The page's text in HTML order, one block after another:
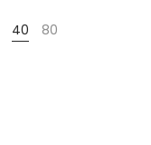
40 80